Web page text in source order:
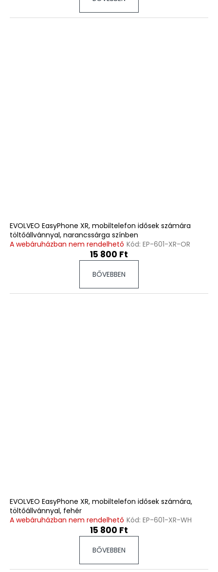
EVOLVEO EasyPhone XR, mobiltelefon idősek számára
töltőállvánnyal, narancssárga színben
A webáruházban nem rendelhető Kód: EP-601-XR-OR
15 800 Ft
BŐVEBBEN
EVOLVEO EasyPhone XR, mobiltelefon idősek számára,
töltőállvánnyal, fehér
A webáruházban nem rendelhető Kód: EP-601-XR-WH
15 800 Ft
BŐVEBBEN